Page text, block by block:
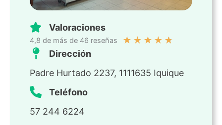
Valoraciones
4,8 de más de 46 reseñas ★ ★ ★ ★ ★
Dirección
Padre Hurtado 2237, 1111635 Iquique
Teléfono
57 244 6224